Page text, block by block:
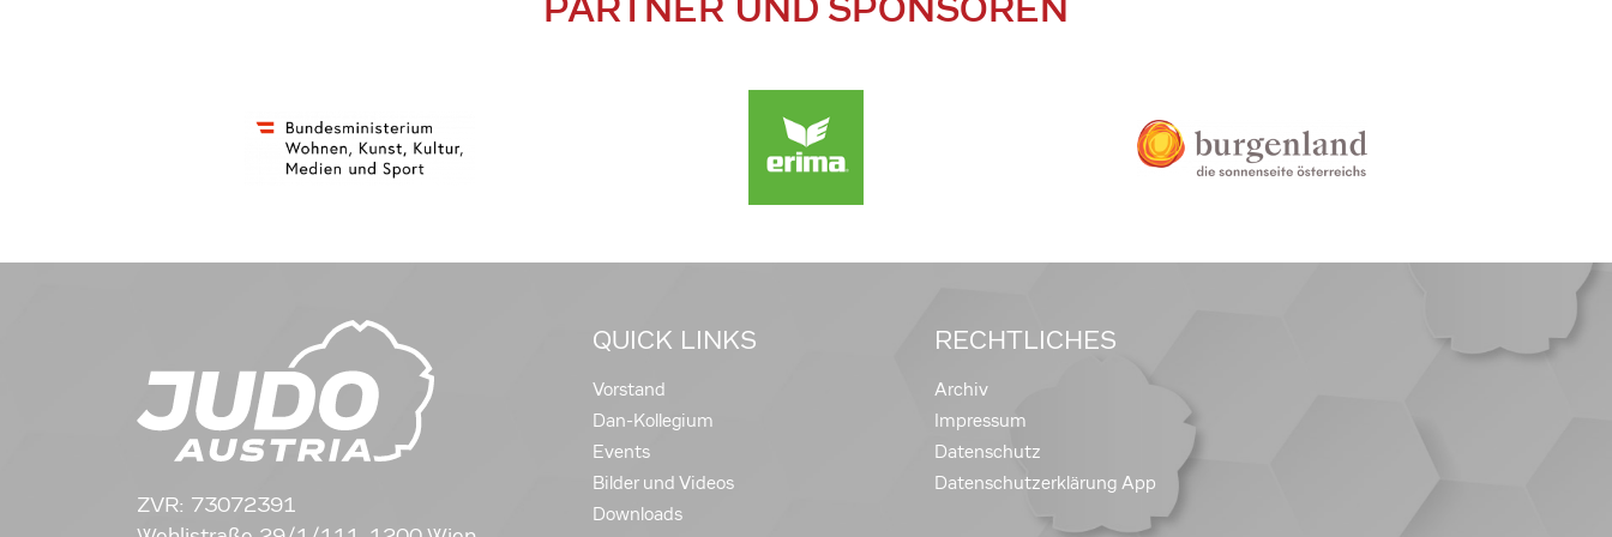
ZVR: 73072391
QUICK LINKS
Vorstand
Dan-Kollegium
Events
Bilder und Videos
Downloads
RECHTLICHES
Archiv
Impressum
Datenschutz
Datenschutzerklärung App